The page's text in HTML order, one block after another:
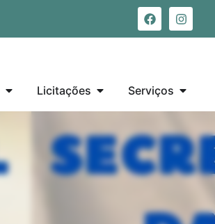
Licitações Serviços